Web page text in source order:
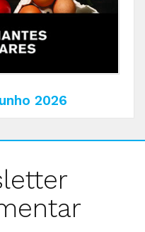
2026